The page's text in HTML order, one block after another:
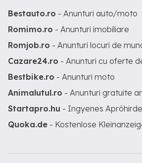
Bestauto.ro - Anunturi auto/moto
Romimo.ro - Anunturi imobiliare
Romjob.ro - Anunturi locuri de
Cazare24.ro - Anunturi cu oferte
Bestbike.ro - Anunturi moto
Animalutul.ro - Anunturi gratuite
Startapro.hu - Ingyenes
Quoka.de - Kostenlose